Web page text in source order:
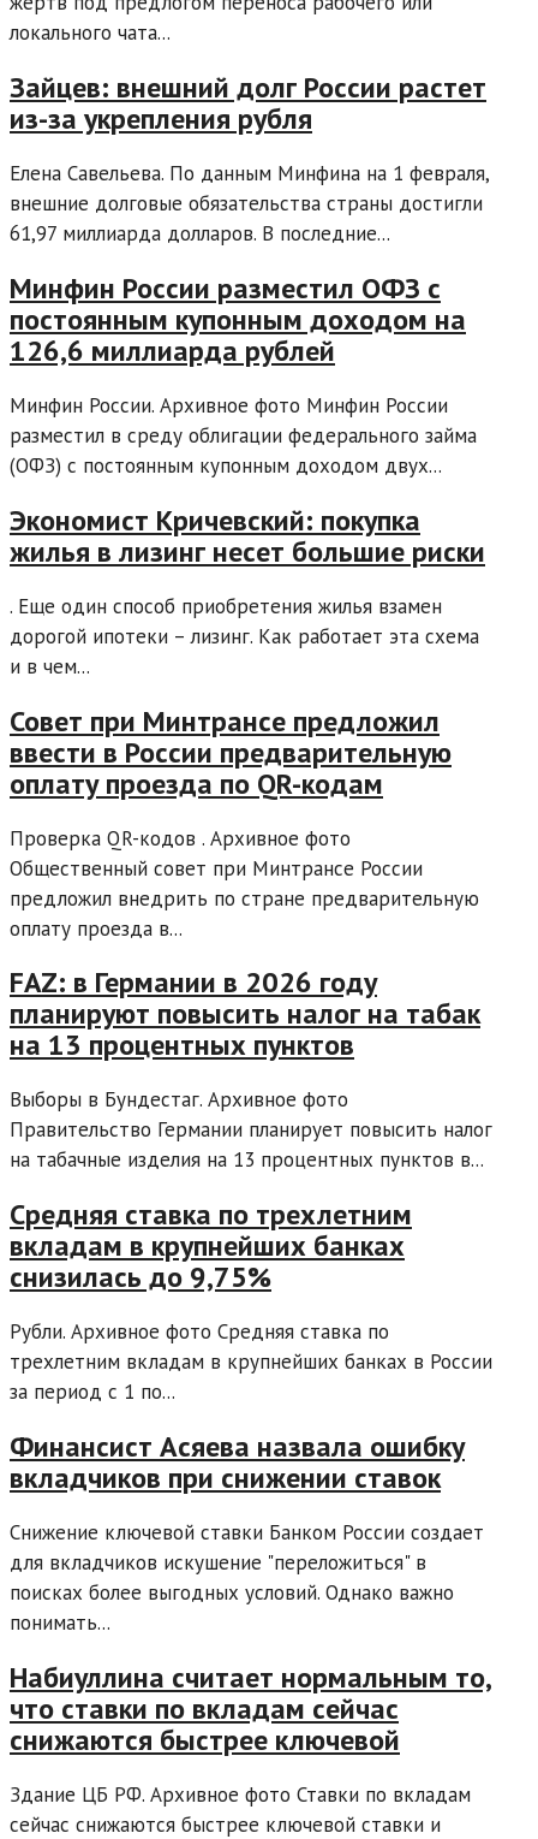
локального чата...
Зайцев: внешний долг России растет
из-за укрепления рубля
Елена Савельева. По данным Минфина на 1 февраля,
внешние долговые обязательства страны достигли
61,97 миллиарда долларов. В последние...
Минфин России разместил ОФЗ с
постоянным купонным доходом на
126,6 миллиарда рублей
Минфин России. Архивное фото Минфин России
разместил в среду облигации федерального займа
(ОФЗ) с постоянным купонным доходом двух...
Экономист Кричевский: покупка
жилья в лизинг несет большие риски
. Еще один способ приобретения жилья взамен
дорогой ипотеки – лизинг. Как работает эта схема
и в чем...
Совет при Минтрансе предложил
ввести в России предварительную
оплату проезда по QR-кодам
Проверка QR-кодов . Архивное фото
Общественный совет при Минтрансе России
предложил внедрить по стране предварительную
оплату проезда в...
FAZ: в Германии в 2026 году
планируют повысить налог на табак
на 13 процентных пунктов
Выборы в Бундестаг. Архивное фото
Правительство Германии планирует повысить налог
на табачные изделия на 13 процентных пунктов в...
Cредняя ставка по трехлетним
вкладам в крупнейших банках
снизилась до 9,75%
Рубли. Архивное фото Средняя ставка по
трехлетним вкладам в крупнейших банках в России
за период с 1 по...
Финансист Асяева назвала ошибку
вкладчиков при снижении ставок
Снижение ключевой ставки Банком России создает
для вкладчиков искушение "переложиться" в
поисках более выгодных условий. Однако важно
понимать...
Набиуллина считает нормальным то,
что ставки по вкладам сейчас
снижаются быстрее ключевой
Здание ЦБ РФ. Архивное фото Ставки по вкладам
сейчас снижаются быстрее ключевой ставки и